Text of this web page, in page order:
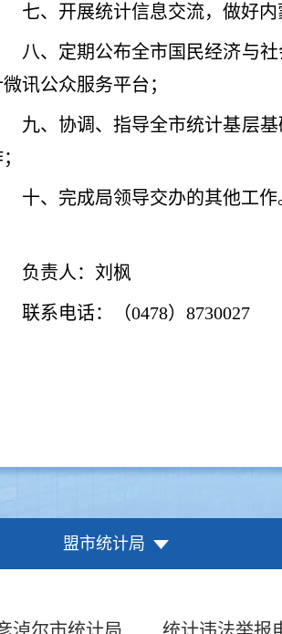
七、开展统计信息交流，做好
八、定期公布全市国民经济与
讯公众服务平台；
九、协调、指导全市统计基层
十、完成局领导交办的其他工作
负责人：刘枫
联系电话：（0478）8730027
盟市统计局